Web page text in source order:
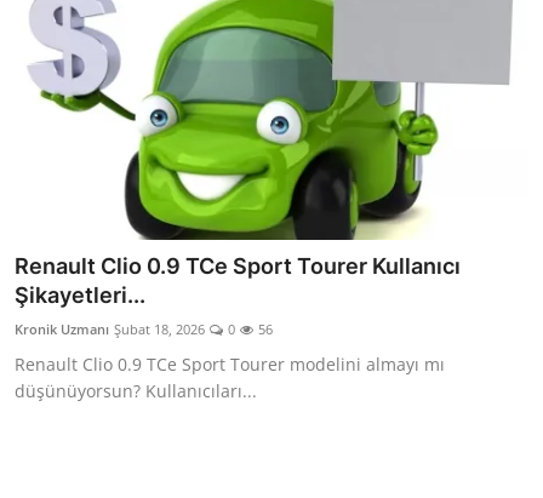
Renault Clio 0.9 TCe Sport Tourer Kullanıcı
Şikayetleri...
Kronik Uzmanı Şubat 18, 2026 0 56
Renault Clio 0.9 TCe Sport Tourer modelini almayı mı
düşünüyorsun? Kullanıcıları...